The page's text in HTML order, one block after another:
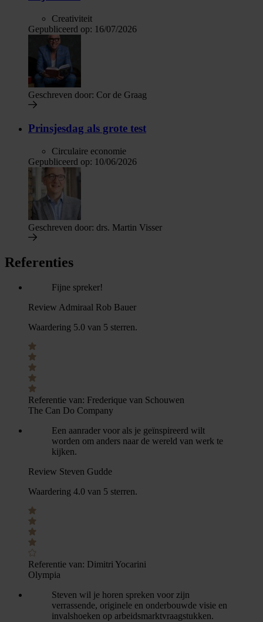
Creativiteit
Gepubliceerd op: 16/07/2026
Geschreven door: Cor de Graag
Prinsjesdag als grote test
Circulaire economie
Gepubliceerd op: 10/06/2026
Geschreven door: drs. Martin Visser
Referenties
Fijne spreker!
Review Admiraal Rob Bauer
Waardering 5.0 van 5 sterren.
Referentie van: Frederique van Schouwen
The Can Do Company
Een aanrader voor als je geïnspireerd wilt
worden om anders naar de wereld van werk te
kijken.
Review Steven Gudde
Waardering 4.0 van 5 sterren.
Referentie van: Dimitri Yocarini
Olympia
Steven wil je horen spreken voor zijn
verrassende, originele en onderbouwde visie en
invalshoeken op arbeidsmarktvraagstukken.